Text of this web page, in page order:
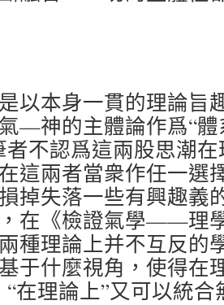
以本身一貫的理論旨
—神的主體論作爲“體
者不認爲這兩股思潮
這兩者當衆作任一選
掉失落一些有興趣義
在《檢證氣學——理
種理論上并不互反的
于什麼視角，使得在
“在理論上”又可以統合